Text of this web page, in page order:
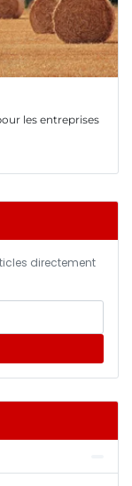
les entreprises
directement